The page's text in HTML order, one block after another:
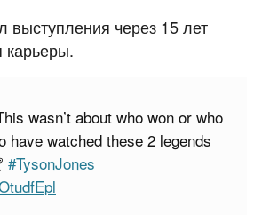
выступления через 15 лет
карьеры.
wasn’t about who won or who
have watched these 2 legends
#TysonJones